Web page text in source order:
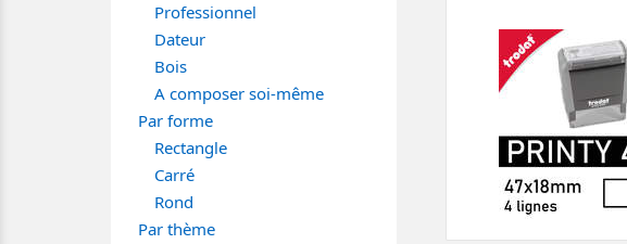
Professionnel
Dateur
Bois
A composer soi-même
Par forme
Rectangle
Carré
Rond
Par thème